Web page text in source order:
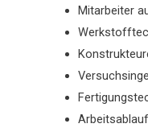
Mitarbeiter